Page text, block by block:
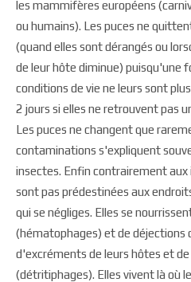
les mammifères européens
ou humains). Les puces ne
(quand elles sont dérangés ou
de leur hôte diminue) puisqu'une
conditions de vie ne leurs sont
2 jours si elles ne retrouvent pas
Les puces ne changent que
contaminations s'expliquent
insectes. Enfin contrairement aux
sont pas prédestinées aux
qui se négliges. Elles se
(hématophages) et de déjections
d'excréments de leurs hôtes et
(détritiphages). Elles vivent là où